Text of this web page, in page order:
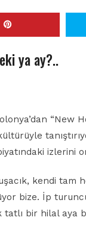
ya ay?..
“New
izlerini
kendi
bize. İp
bir hilal aya